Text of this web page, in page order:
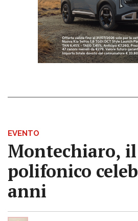
EVENTO
Montechiaro,
polifonico
anni